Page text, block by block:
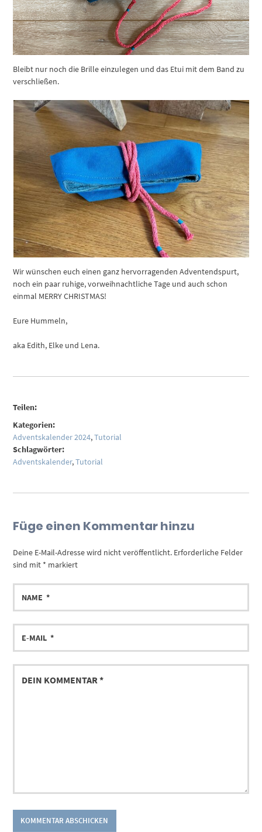
Bleibt nur noch die Brille einzulegen und das Etui mit dem Band zu
verschließen.
Wir wünschen euch einen ganz hervorragenden Adventendspurt,
noch ein paar ruhige, vorweihnachtliche Tage und auch schon
einmal MERRY CHRISTMAS!
Eure Hummeln,
aka Edith, Elke und Lena.
Teilen:
Kategorien:
Adventskalender 2024,Tutorial
Schlagwörter:
Adventskalender,Tutorial
Füge einen Kommentar hinzu
Deine E-Mail-Adresse wird nicht veröffentlicht. Erforderliche Felder
sind mit * markiert
NAME
E-
MAIL
DEIN
KOMMENTAR